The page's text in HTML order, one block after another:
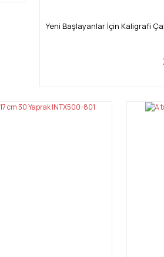
Yeni Başlayanlar İçin Kaligrafi